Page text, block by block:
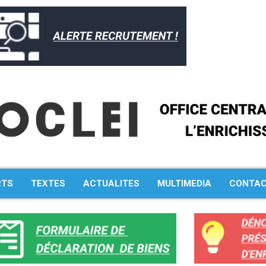
TEXTES ACTUALITES MULTIMEDIA